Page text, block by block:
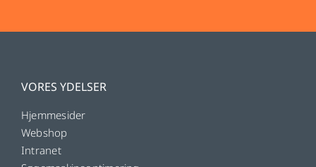
VORES YDELSER
Hjemmesider
Webshop
Intranet